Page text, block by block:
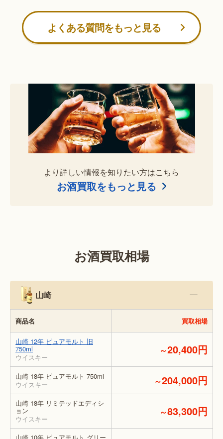
よくある質問をもっと見る
より詳しい情報を知りたい方はこちら
お酒買取をもっと見る
お酒買取相場
山崎
商品名 買取相場
山崎 12年 ピュアモルト 旧
750ml
ウイスキー
～20,400円
山崎 18年 ピュアモルト 750ml
ウイスキー
～204,000円
山崎 18年 リミテッドエディシ
ョン
ウイスキー
～83,300円
山崎 10年 ピュアモルト グリー